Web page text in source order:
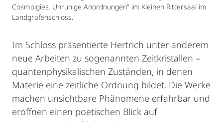
Cosmolgies. Unruhige Anordnungen" im Kleinen Rittersaal im
Landgrafenschloss.
Im Schloss präsentierte Hertrich unter anderem
neue Arbeiten zu sogenannten Zeitkristallen –
quantenphysikalischen Zuständen, in denen
Materie eine zeitliche Ordnung bildet. Die Werke
machen unsichtbare Phänomene erfahrbar und
eröffnen einen poetischen Blick auf